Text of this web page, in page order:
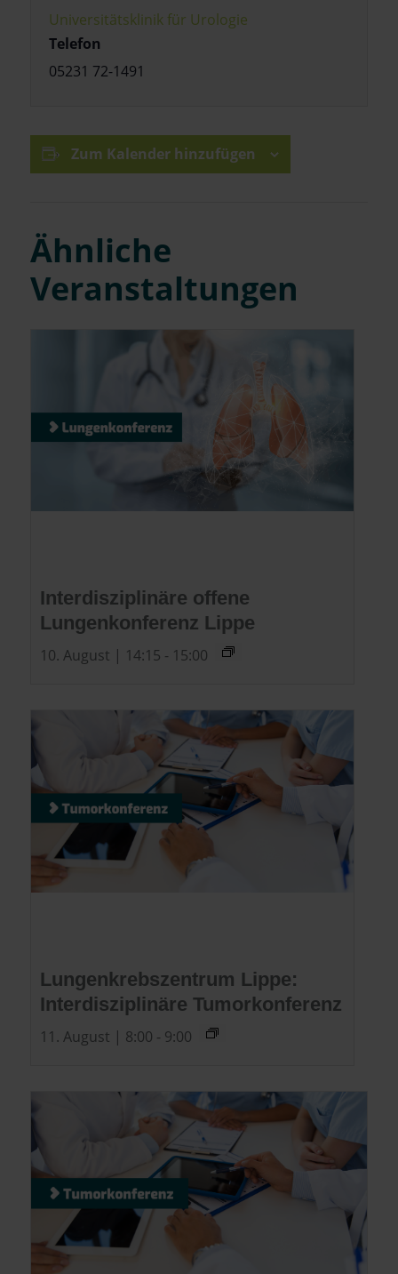
Universitätsklinik für Urologie
Telefon
05231 72-1491
Zum Kalender hinzufügen
Ähnliche
Veranstaltungen
Interdisziplinäre offene
Lungenkonferenz Lippe
10. August | 14:15 - 15:00
Lungenkrebszentrum Lippe:
Interdisziplinäre Tumorkonferenz
11. August | 8:00 - 9:00